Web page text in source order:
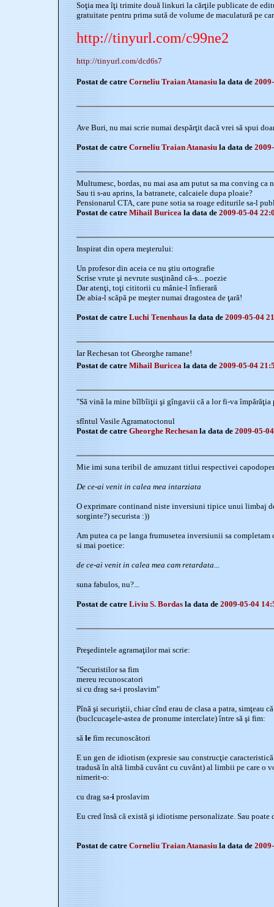
Soţia mea îţi trimite două linkuri la cărţile publicate de
gratuitate pentru prima sută de volume de maculatură pe
http://tinyurl.com/c99ne2
http://tinyurl.com/dcd6s7
Postat de catre Corneliu Traian Atanasiu la data de
Ave Buri, nu mai scrie numai despărţit dacă vrei să spui
Postat de catre Corneliu Traian Atanasiu la data de
Multumesc, bordas, nu mai asa am putut sa ma conving ca
Sau ti s-au aprins, la batranete, calcaiele dupa ploaie?
Pensionarul CTA, care pune sotia sa roage editurile sa-l
Postat de catre Mihail Buricea la data de 2009-05-04
Inspirat din opera meşterului:
Un profesor din aceia ce nu ştiu ortografie
Scrise vrute şi nevrute susţinând că-s... poezie
Dar atenţi, toţi cititorii cu mânie-l înfierară
De abia-l scăpă pe meşter numai dragostea de ţară!
Postat de catre Luchi Tenenhaus la data de 2009-05-04
Iar Rechesan tot Gheorghe ramane!
Postat de catre Mihail Buricea la data de 2009-05-04
"Să vină la mine bîlbîiţii şi gîngavii că a lor fi-va împărăţia
sfîntul Vasile Agramatoctonul
Postat de catre Gheorghe Rechesan la data de 2009-05-
Mie imi suna teribil de amuzant titlui respectivei
De ce-ai venit in calea mea intarziata
O exprimare continand niste inversiuni tipice unui limbaj
sorginte?) securista :))
Am putea ca pe langa frumusetea inversiunii sa
si mai poetice:
de ce-ai venit in calea mea cam retardata...
suna fabulos, nu?...
Postat de catre Liviu S. Bordas la data de 2009-05-04
Preşedintele agramaţilor mai scrie:
"Securistilor sa fim
mereu recunoscatori
si cu drag sa-i proslavim"
Pînă şi securiştii, chiar cînd erau de clasa a patra, simţeau
(buclcucaşele-astea de pronume interclate) între să şi fim:
să lefim recunoscători
E un gen de idiotism (expresie sau construcţie
tradusă în altă limbă cuvânt cu cuvânt) al limbii pe care o
nimerit-o:
cu drag sa-iproslavim
Eu cred însă că există şi idiotisme personalizate. Sau poate
Postat de catre Corneliu Traian Atanasiu la data de